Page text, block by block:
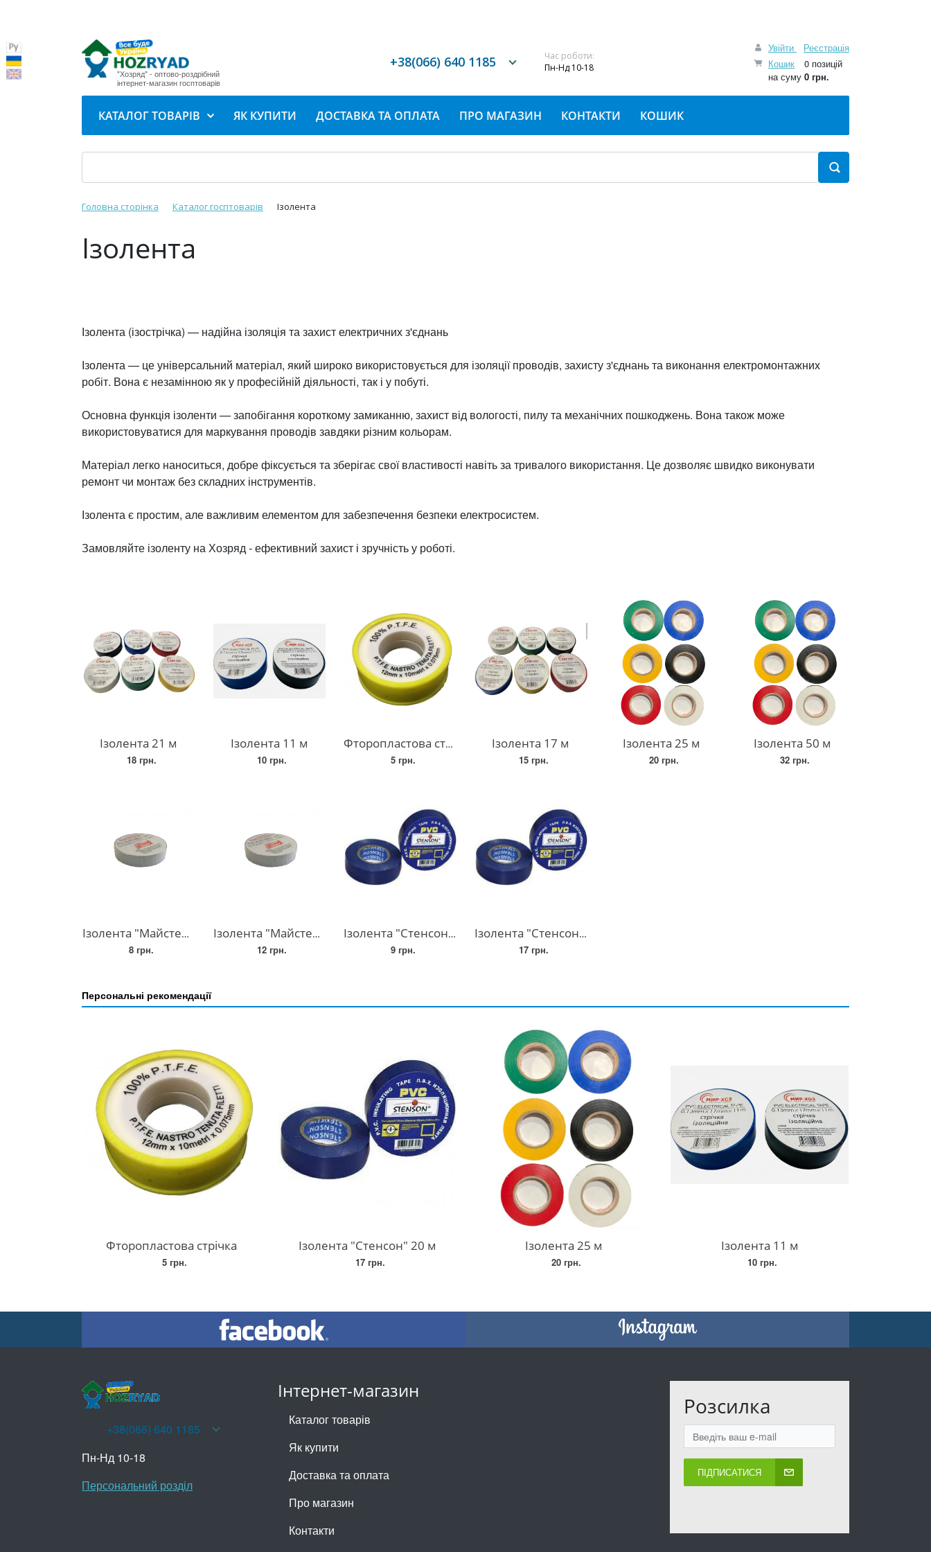
"Хозряд" - оптово-роздрібний
інтернет-магазин госптоварів
Увійти
Реєстрація
Кошик
0 позицій
на суму 0 грн.
+38(066) 640 1185
Час роботи:
Пн-Нд 10-18
КАТАЛОГ ТОВАРІВ ЯК КУПИТИ ДОСТАВКА ТА ОПЛАТА ПРО МАГАЗИН КОНТАКТИ КОШИК
Головна сторінка Каталог госптоварів Ізолента
Ізолента
Ізолента (ізострічка) — надійна ізоляція та захист електричних з'єднань
Ізолента — це універсальний матеріал, який широко використовується для ізоляції проводів, захисту з'єднань та виконання електромонтажних
робіт. Вона є незамінною як у професійній діяльності, так і у побуті.
Основна функція ізоленти — запобігання короткому замиканню, захист від вологості, пилу та механічних пошкоджень. Вона також може
використовуватися для маркування проводів завдяки різним кольорам.
Матеріал легко наноситься, добре фіксується та зберігає свої властивості навіть за тривалого використання. Це дозволяє швидко виконувати
ремонт чи монтаж без складних інструментів.
Ізолента є простим, але важливим елементом для забезпечення безпеки електросистем.
Замовляйте ізоленту на Хозряд - ефективний захист і зручність у роботі.
Ізолента 21 м
18 грн.
Ізолента 11 м
10 грн.
Фторопластова стрічка
5 грн.
Ізолента 17 м
15 грн.
Ізолента 25 м
20 грн.
Ізолента 50 м
32 грн.
Ізолента "Майстер" 11 м
8 грн.
Ізолента "Майстер" 17 м
12 грн.
Ізолента "Стенсон" 10 м
9 грн.
Ізолента "Стенсон" 20 м
17 грн.
Персональні рекомендації
Фторопластова стрічка
5 грн.
Ізолента "Стенсон" 20 м
17 грн.
Ізолента 25 м
20 грн.
Ізолента 11 м
10 грн.
Інтернет-магазин
Каталог товарів
Як купити
Доставка та оплата
Про магазин
Контакти
Розсилка
ПІДПИСАТИСЯ
+38(066) 640 1185
Пн-Нд 10-18
Персональний розділ